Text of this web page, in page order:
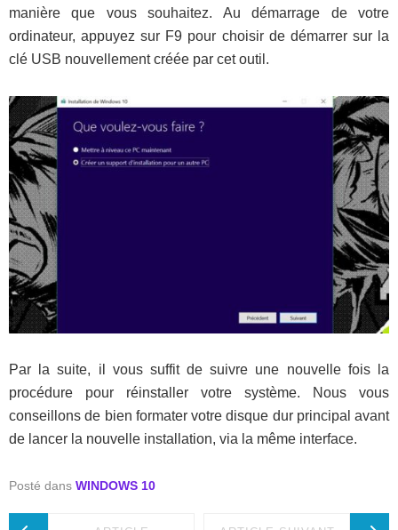
manière que vous souhaitez. Au démarrage de votre
ordinateur, appuyez sur F9 pour choisir de démarrer sur la
clé USB nouvellement créée par cet outil.
Par la suite, il vous suffit de suivre une nouvelle fois la
procédure pour réinstaller votre système. Nous vous
conseillons de bien formater votre disque dur principal avant
de lancer la nouvelle installation, via la même interface.
Posté dans WINDOWS 10